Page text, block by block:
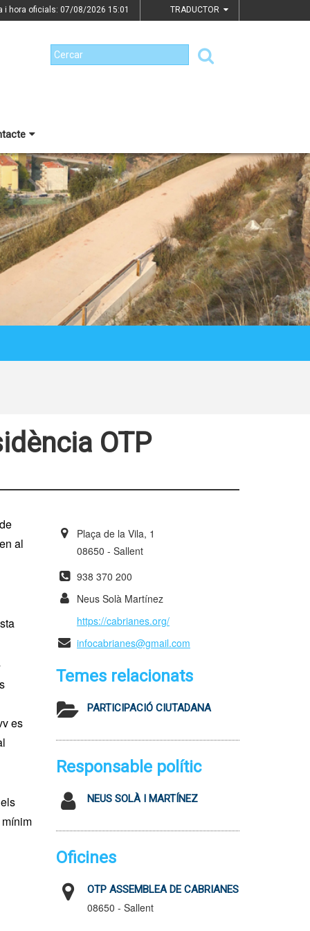
i hora oficials: 07/08/2026 15:01 TRADUCTOR
OTP
al
es
Plaça de la Vila, 1
08650 - Sallent
938 370 200
Neus Solà Martínez
https://cabrianes.org/
infocabrianes@gmail.com
Temes relacionats
PARTICIPACIÓ CIUTADANA
Responsable polític
NEUS SOLÀ I MARTÍNEZ
Oficines
OTP ASSEMBLEA DE CABRIANES
08650 - Sallent